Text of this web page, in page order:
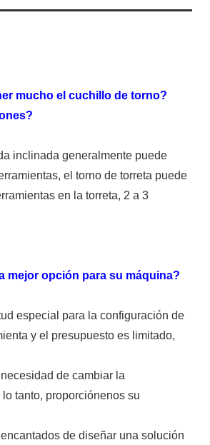
mucho el cuchillo de torno?
inclinada generalmente puede
el torno de torreta puede
en la torreta, 2 a 3
mejor opción para su máquina?
especial para la configuración de
y el presupuesto es limitado,
de cambiar la
tanto, proporciónenos su
de diseñar una solución